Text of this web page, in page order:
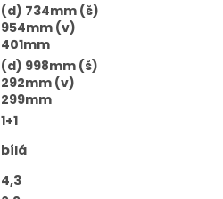
(d) 734mm (š)
954mm (v)
401mm
(d) 998mm (š)
292mm (v)
299mm
1+1
bílá
4,3